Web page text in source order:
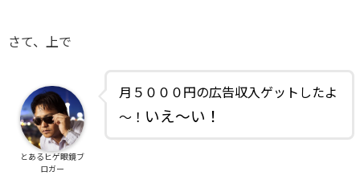
さて、上で
月５０００円の広告収入ゲットしたよ
～！ いえ～い！
とあるヒゲ眼鏡ブ
ロガー